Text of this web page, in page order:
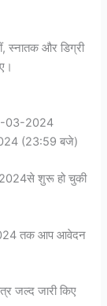
स्नातक और डिग्री
03-2024
(23:59 बजे)
शुरू हो चुकी
तक आप आवेदन
जल्द जारी किए